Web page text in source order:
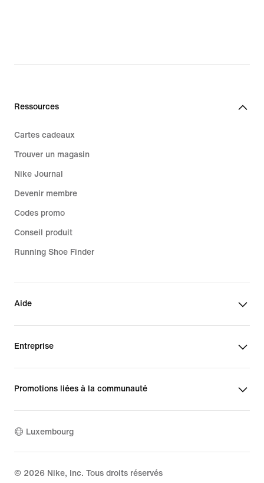
Ressources
Cartes cadeaux
Trouver un magasin
Nike Journal
Devenir membre
Codes promo
Conseil produit
Running Shoe Finder
Aide
Entreprise
Promotions liées à la communauté
Luxembourg
© 2026 Nike, Inc. Tous droits réservés